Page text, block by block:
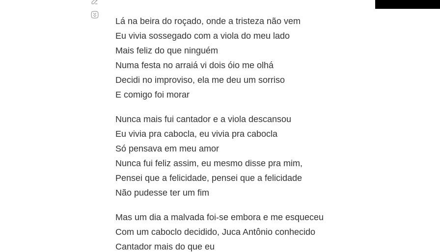
Lá na beira do roçado, onde a tristeza não vem
Eu vivia sossegado com a viola do meu lado
Mais feliz do que ninguém
Numa festa no arraiá vi dois óio me olhá
Decidi no improviso, ela me deu um sorriso
E comigo foi morar
Nunca mais fui cantador e a viola descansou
Eu vivia pra cabocla, eu vivia pra cabocla
Só pensava em meu amor
Nunca fui feliz assim, eu mesmo disse pra mim,
Pensei que a felicidade, pensei que a felicidade
Não pudesse ter um fim
Mas um dia a malvada foi-se embora e me esqueceu
Com um caboclo decidido, Juca Antônio conhecido
Cantador mais do que eu
automático